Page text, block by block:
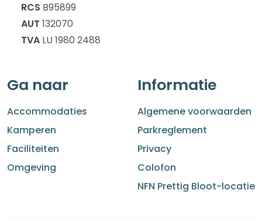
RCS B95899
AUT 132070
TVA LU 1980 2488
Ga naar
Accommodaties
Kamperen
Faciliteiten
Omgeving
Informatie
Algemene voorwaarden
Parkreglement
Privacy
Colofon
NFN Prettig Bloot-locatie